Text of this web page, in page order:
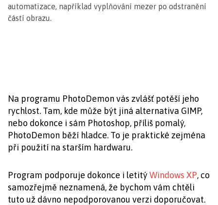
automatizace, například vyplňování mezer po odstranění
částí obrazu.
Na programu PhotoDemon vás zvlášť potěší jeho
rychlost. Tam, kde může být jiná alternativa GIMP,
nebo dokonce i sám Photoshop, příliš pomalý,
PhotoDemon běží hladce. To je praktické zejména
při použití na starším hardwaru.
Program podporuje dokonce i letitýWindows XP, co
samozřejmě neznamená, že bychom vám chtěli
tuto už dávno nepodporovanou verzi doporučovat.